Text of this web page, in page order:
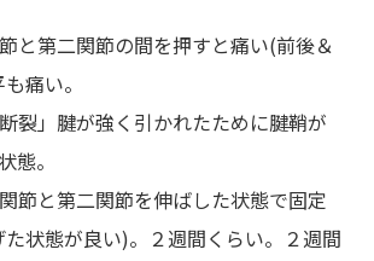
と第二関節の間を押すと痛い(前後＆
痛い。
裂」腱が強く引かれたために腱鞘が
態。
節と第二関節を伸ばした状態で固定
状態が良い)。２週間くらい。２週間